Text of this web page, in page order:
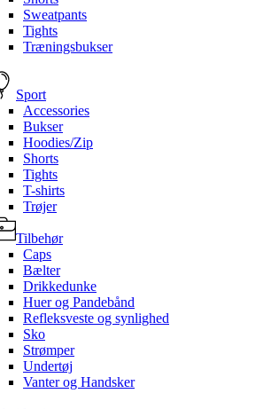
Sweatpants
Tights
Træningsbukser
Sport
Accessories
Bukser
Hoodies/Zip
Shorts
Tights
T-shirts
Trøjer
Tilbehør
Caps
Bælter
Drikkedunke
Huer og Pandebånd
Refleksveste og synlighed
Sko
Strømper
Undertøj
Vanter og Handsker